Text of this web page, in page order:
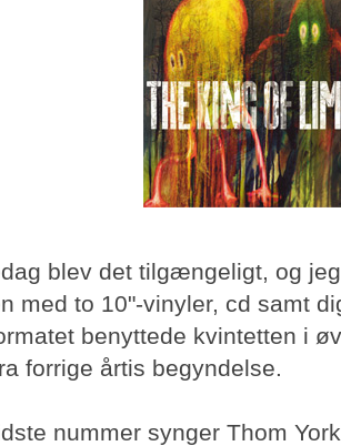
blev det tilgængeligt, og
med to 10"-vinyler, cd samt
benyttede kvintetten i
forrige årtis begyndelse.
nummer synger Thom